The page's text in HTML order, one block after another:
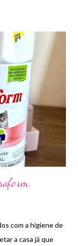
com a higiene de
a casa já que